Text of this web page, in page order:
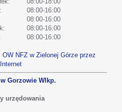
08:00-16:00
08:00-16:00
08:00-16:00
08:00-16:00
NFZ w Zielonej Górze przez
Internet
Gorzowie Wlkp.
urzędowania